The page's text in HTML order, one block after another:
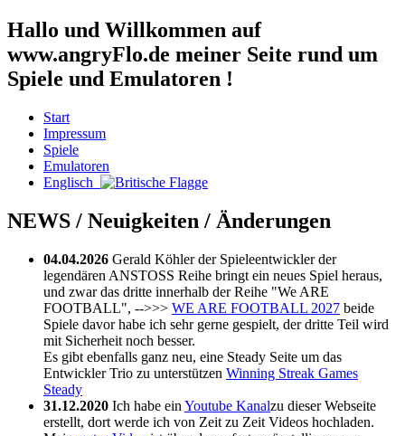
Hallo und Willkommen auf
www.angryFlo.de meiner Seite rund um
Spiele und Emulatoren !
Start
Impressum
Spiele
Emulatoren
Englisch
NEWS / Neuigkeiten / Änderungen
04.04.2026 Gerald Köhler der Spieleentwickler der
legendären ANSTOSS Reihe bringt ein neues Spiel heraus,
und zwar das dritte innerhalb der Reihe "We ARE
FOOTBALL", -->>> WE ARE FOOTBALL 2027 beide
Spiele davor habe ich sehr gerne gespielt, der dritte Teil wird
mit Sicherheit noch besser.
Es gibt ebenfalls ganz neu, eine Steady Seite um das
Entwickler Trio zu unterstützen Winning Streak Games
Steady
31.12.2020 Ich habe ein Youtube Kanalzu dieser Webseite
erstellt, dort werde ich von Zeit zu Zeit Videos hochladen.